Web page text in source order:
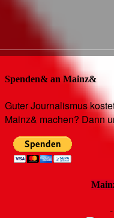
Spenden& an Mainz&
Guter Journalismus
Mainz& machen? Dann